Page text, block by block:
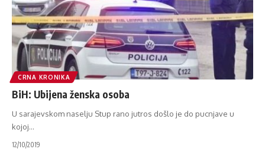
CRNA KRONIKA
BiH: Ubijena ženska osoba
U sarajevskom naselju Stup rano jutros došlo je do pucnjave u
kojoj…
12/10/2019